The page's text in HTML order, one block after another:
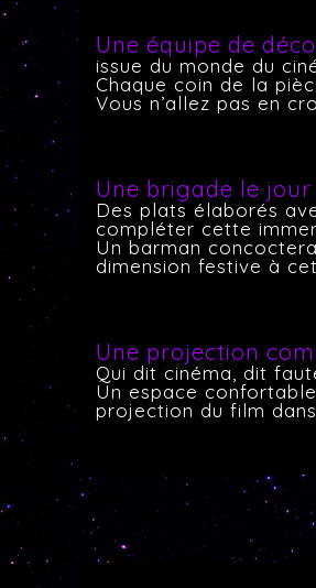
Une équipe de
issue du monde du
Chaque coin de la
Vous n’allez pas en
Une brigade le jour
Des plats élaborés
compléter cette
Un barman
dimension festive à
Une projection
Qui dit cinéma, dit
Un espace
projection du film